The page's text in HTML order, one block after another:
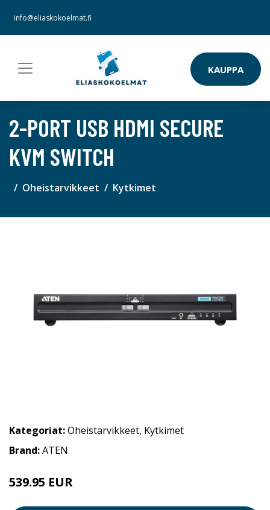
info@eliaskokoelmat.fi
KAUPPA
2-PORT USB HDMI SECURE
KVM SWITCH
Oheistarvikkeet Kytkimet
Kategoriat:Oheistarvikkeet, Kytkimet
Brand:ATEN
539.95 EUR